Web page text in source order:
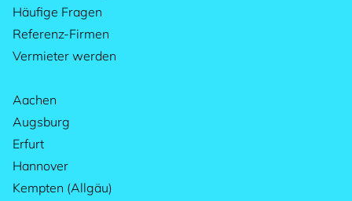
Häufige Fragen
Referenz-Firmen
Vermieter werden
Aachen
Augsburg
Erfurt
Hannover
Kempten (Allgäu)